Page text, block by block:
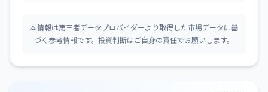
本情報は第三者データプロバイダーより取得した市場データに基
づく参考情報です。投資判断はご自身の責任でお願いします。